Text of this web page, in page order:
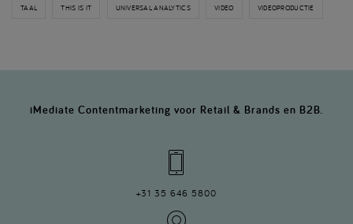
TAAL THIS IS IT UNIVERSAL ANALYTICS VIDEO VIDEOPRODUCTIE
iMediate Contentmarketing voor Retail & Brands en B2B.
+31 35 646 5800